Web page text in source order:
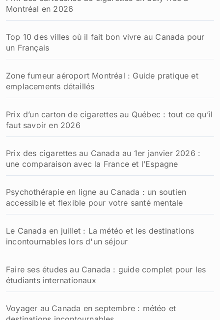
Montréal en 2026
Top 10 des villes où il fait bon vivre au Canada pour
un Français
Zone fumeur aéroport Montréal : Guide pratique et
emplacements détaillés
Prix d’un carton de cigarettes au Québec : tout ce qu’il
faut savoir en 2026
Prix des cigarettes au Canada au 1er janvier 2026 :
une comparaison avec la France et l’Espagne
Psychothérapie en ligne au Canada : un soutien
accessible et flexible pour votre santé mentale
Le Canada en juillet : La météo et les destinations
incontournables lors d'un séjour
Faire ses études au Canada : guide complet pour les
étudiants internationaux
Voyager au Canada en septembre : météo et